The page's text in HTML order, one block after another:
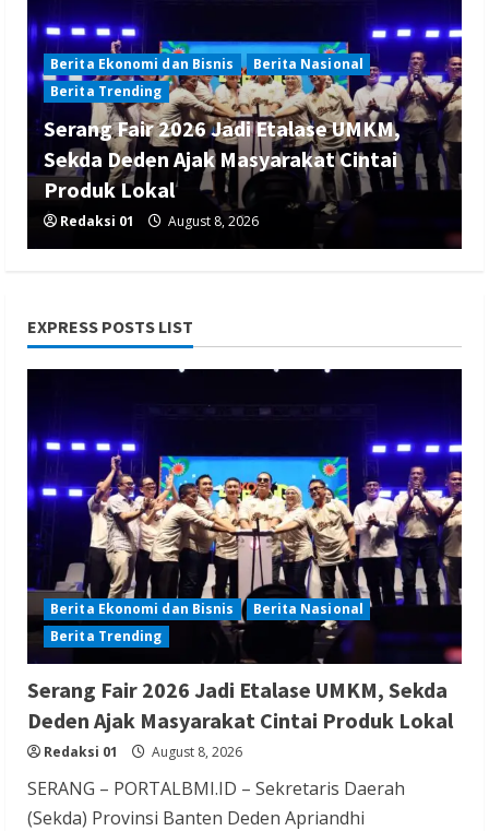
Berita Ekonomi dan Bisnis
Berita Nasional
Berita Trending
Serang Fair 2026 Jadi Etalase UMKM,
Sekda Deden Ajak Masyarakat Cintai
Produk Lokal
Redaksi 01 August 8, 2026
Berita Nasional Berita Politik
Sosialisasi Susunan Pengurus DPC PPP
Kabupaten Banyumas
Redaksi 01 August 8, 2026
Berita Hiburan
Berita Lifestyle dan Insurance
Berita Terbaru
THM Masih Beroperasi di Cilegon, Warga
Keluhkan Dugaan Peredaran Miras di
Room Karaoke Berizin Restoran
Redaksi 01 August 8, 2026
EXPRESS POSTS LIST
Berita Ekonomi dan Bisnis
Berita Nasional
Berita Trending
Serang Fair 2026 Jadi Etalase UMKM, Sekda
Deden Ajak Masyarakat Cintai Produk Lokal
Redaksi 01 August 8, 2026
SERANG – PORTALBMI.ID – Sekretaris Daerah
(Sekda) Provinsi Banten Deden Apriandhi